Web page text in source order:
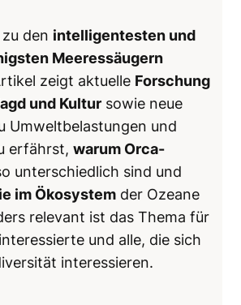
den intelligentesten und
Meeressäugern
zeigt aktuelle Forschung
und Kultur sowie neue
Umweltbelastungen und
erfährst, warum Orca-
unterschiedlich sind und
im Ökosystem der Ozeane
relevant ist das Thema für
und alle, die sich
interessieren.